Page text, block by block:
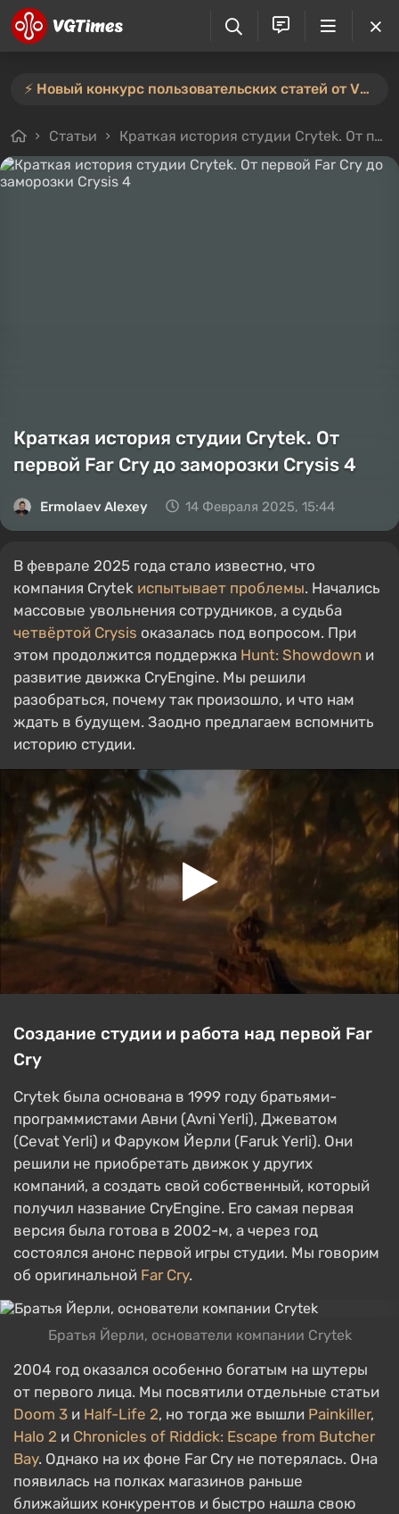
⚡️ Новый конкурс пользовательских статей от VGTimes — участвуйте тут ⚡️
Статьи Краткая история студии Crytek. От первой Far Cry до заморозки Crysis 4
Краткая история студии Crytek. От
первой Far Cry до заморозки Crysis 4
Ermolaev Alexey 14 Февраля 2025, 15:44
В феврале 2025 года стало известно, что
компания Crytek испытывает проблемы. Начались
массовые увольнения сотрудников, а судьба
четвёртой Crysis оказалась под вопросом. При
этом продолжится поддержка Hunt: Showdown и
развитие движка CryEngine. Мы решили
разобраться, почему так произошло, и что нам
ждать в будущем. Заодно предлагаем вспомнить
историю студии.
Создание студии и работа над первой Far
Cry
Crytek была основана в 1999 году братьями-
программистами Авни (Avni Yerli), Джеватом
(Cevat Yerli) и Фаруком Йерли (Faruk Yerli). Они
решили не приобретать движок у других
компаний, а создать свой собственный, который
получил название CryEngine. Его самая первая
версия была готова в 2002-м, а через год
состоялся анонс первой игры студии. Мы говорим
об оригинальной Far Cry.
Братья Йерли, основатели компании Crytek
2004 год оказался особенно богатым на шутеры
от первого лица. Мы посвятили отдельные статьи
Doom 3 и Half-Life 2, но тогда же вышли Painkiller,
Halo 2 и Chronicles of Riddick: Escape from Butcher
Bay. Однако на их фоне Far Cry не потерялась. Она
появилась на полках магазинов раньше
ближайших конкурентов и быстро нашла свою